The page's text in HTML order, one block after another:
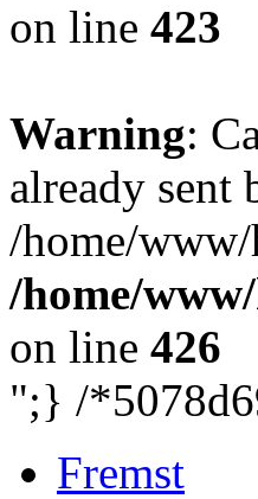
on line 423
Warning:
already sent
/home/
/home/
on line 426
";} /
Fremst